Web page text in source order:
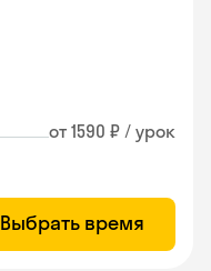
от 1590 ₽ / урок
Выбрать время